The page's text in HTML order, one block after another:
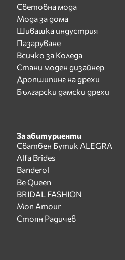
Световна мода
Мода за дома
Шивашка индустрия
Пазаруване
Всичко за Коледа
Стани моден дизайнер
Дропшипинг на дрехи
Български дамски дрехи
За абитуриенти
Сватбен Бутик ALEGRA
Alfa Brides
Banderol
Be Queen
BRIDAL FASHION
Mon Amour
Стоян Радичев